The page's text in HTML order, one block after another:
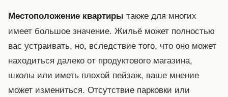
Местоположение квартиры также для многих
имеет большое значение. Жильё может полностью
вас устраивать, но, вследствие того, что оно может
находиться далеко от продуктового магазина,
школы или иметь плохой пейзаж, ваше мнение
может измениться. Отсутствие парковки или